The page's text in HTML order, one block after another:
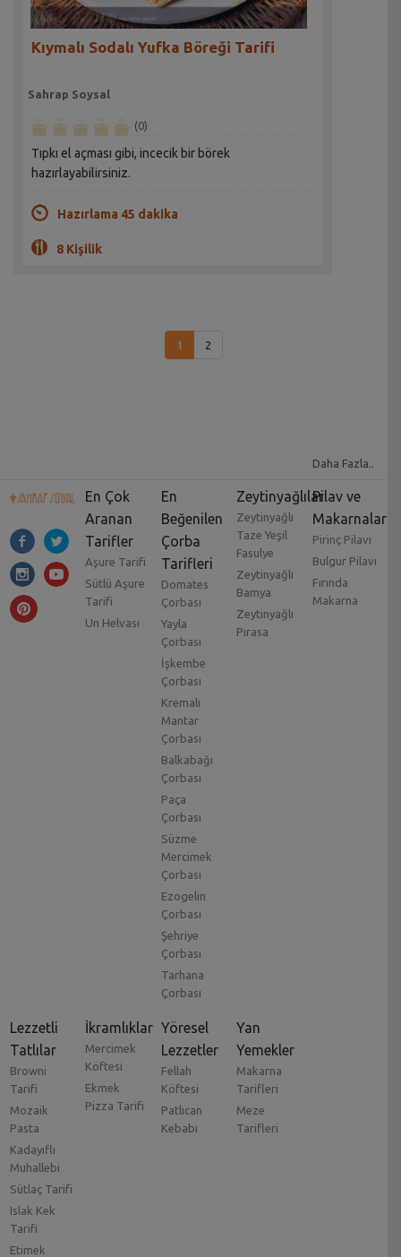
Kıymalı Sodalı Yufka Böreği Tarifi
Sahrap Soysal
(0)
Tıpkı el açması gibi, incecik bir börek
hazırlayabilirsiniz.
Hazırlama 45 dakika
8 Kişilik
1 2
Daha Fazla..
En Çok
Aranan
Tarifler
Aşure Tarifi
Sütlü Aşure
Tarifi
Un Helvası
En
Beğenilen
Çorba
Tarifleri
Domates
Çorbası
Yayla
Çorbası
İşkembe
Çorbası
Kremalı
Mantar
Çorbası
Balkabağı
Çorbası
Paça
Çorbası
Süzme
Mercimek
Çorbası
Ezogelin
Çorbası
Şehriye
Çorbası
Tarhana
Çorbası
Zeytinyağlılar
Zeytinyağlı
Taze Yeşil
Fasulye
Zeytinyağlı
Bamya
Zeytinyağlı
Pırasa
Pilav ve
Makarnalar
Pirinç Pilavı
Bulgur Pilavı
Fırında
Makarna
Lezzetli
Tatlılar
Browni
Tarifi
Mozaik
Pasta
Kadayıflı
Muhallebi
Sütlaç Tarifi
Islak Kek
Tarifi
Etimek
İkramlıklar
Mercimek
Köftesi
Ekmek
Pizza Tarifi
Yöresel
Lezzetler
Fellah
Köftesi
Patlıcan
Kebabı
Yan
Yemekler
Makarna
Tarifleri
Meze
Tarifleri